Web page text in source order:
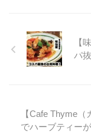
【
パ
【Cafe Thyme
でハーブティー